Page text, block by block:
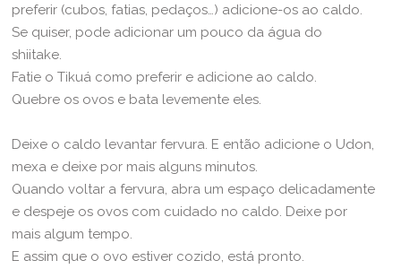
preferir (cubos, fatias, pedaços…) adicione-os ao caldo.
Se quiser, pode adicionar um pouco da água do
shiitake.
Fatie o Tikuá como preferir e adicione ao caldo.
Quebre os ovos e bata levemente eles.
Deixe o caldo levantar fervura. E então adicione o Udon,
mexa e deixe por mais alguns minutos.
Quando voltar a fervura, abra um espaço delicadamente
e despeje os ovos com cuidado no caldo. Deixe por
mais algum tempo.
E assim que o ovo estiver cozido, está pronto.